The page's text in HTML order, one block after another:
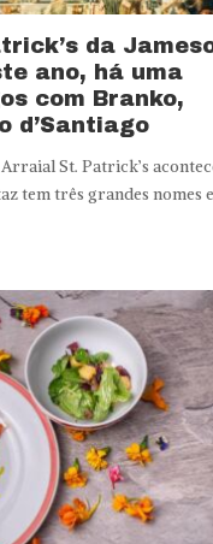
da
ano, há uma
com Branko,
d’Santiago
St. Patrick’s
tem três grandes nomes